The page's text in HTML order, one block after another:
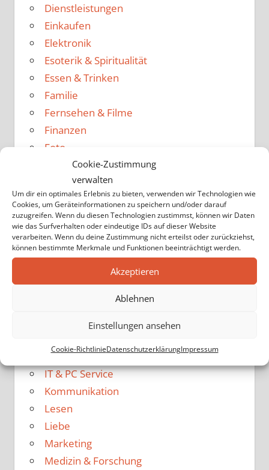
Cookie-Zustimmung
verwalten
Um dir ein optimales Erlebnis zu bieten, verwenden wir Technologien wie
Cookies, um Geräteinformationen zu speichern und/oder darauf
zuzugreifen. Wenn du diesen Technologien zustimmst, können wir Daten
wie das Surfverhalten oder eindeutige IDs auf dieser Website
verarbeiten. Wenn du deine Zustimmung nicht erteilst oder zurückziehst,
können bestimmte Merkmale und Funktionen beeinträchtigt werden.
Akzeptieren
Ablehnen
Einstellungen ansehen
Cookie-RichtlinieDatenschutzerklärungImpressum
Dienstleistungen
Einkaufen
Elektronik
Esoterik & Spiritualität
Essen & Trinken
Familie
Fernsehen & Filme
Finanzen
Foto
Freizeit
Garten & Natur
Gesundheit
Gewerbe & Büro
Haare
Handwerk
Haus & Haushalt
Heimwerker
Internet & Web 2.0
IT & PC Service
Kommunikation
Lesen
Liebe
Marketing
Medizin & Forschung